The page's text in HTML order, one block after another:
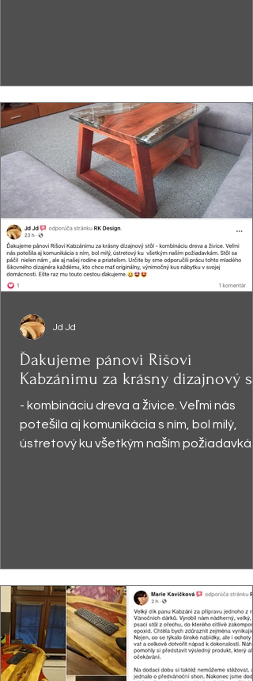
Ďakujeme pánovi Rišovi
Kabzánimu za krásny dizajnový
- kombináciu dreva a živice. Veľmi nás
potešila aj komunikácia s ním, bol milý,
ústretový ku všetkým naším požiadavkám.
Jd Jd